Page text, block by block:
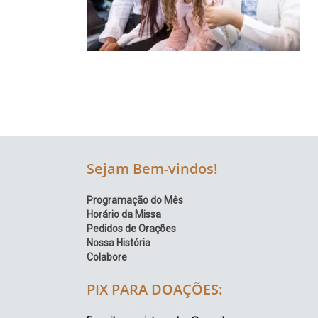
Região
Episcopal
Sé
Sejam Bem-vindos!
Programação do Mês
Horário da Missa
Pedidos de Orações
Nossa História
Colabore
PIX PARA DOAÇÕES: